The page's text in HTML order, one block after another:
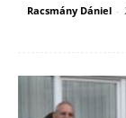
Racsmány Dániel -